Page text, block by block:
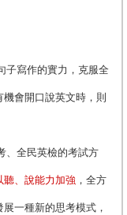
子寫作的實力，克服全
會開口說英文時，則
、全民英檢的考試方
聽、說能力加強 ，全方
一種新的思考模式，